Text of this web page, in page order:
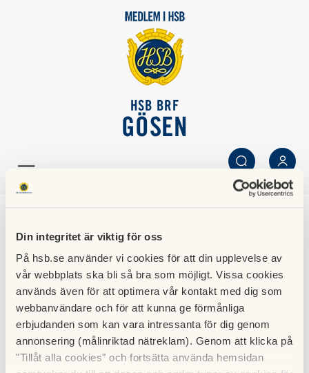
Din integritet är viktig för oss
På hsb.se använder vi cookies för att din upplevelse av
vår webbplats ska bli så bra som möjligt. Vissa cookies
används även för att optimera vår kontakt med dig som
webbanvändare och för att kunna ge förmånliga
erbjudanden som kan vara intressanta för dig genom
annonsering (målinriktad nätreklam). Genom att klicka på
"Tillåt alla cookies" och fortsätta använda hemsidan
HSB BRF
GÖSEN
SÖK LOGGA IN
Årsstämman 22 april
skjuts upp pga
coronaviruset.
05 april 2020
Vi återkommer med nytt datum. Med vänlig hälsning
Styrelsen